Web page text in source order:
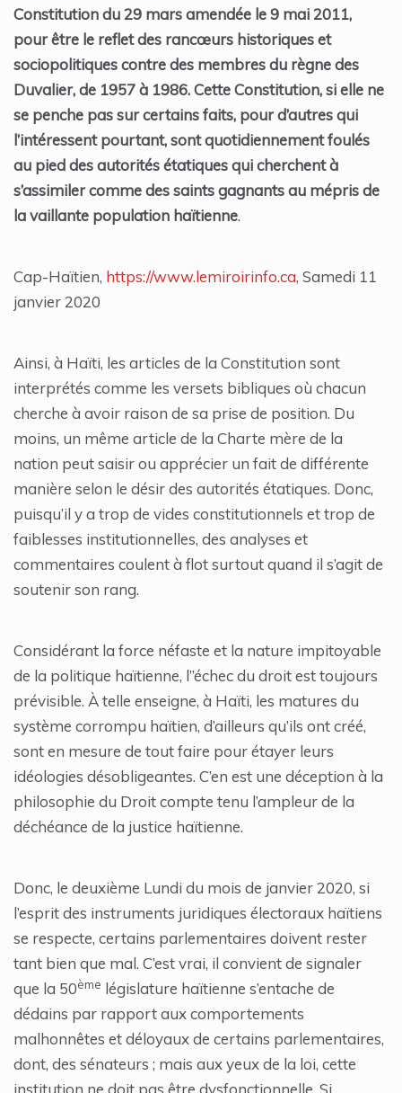
Constitution du 29 mars amendée le 9 mai 2011,
pour être le reflet des rancœurs historiques et
sociopolitiques contre des membres du règne des
Duvalier, de 1957 à 1986. Cette Constitution, si elle ne
se penche pas sur certains faits, pour d’autres qui
l’intéressent pourtant, sont quotidiennement foulés
au pied des autorités étatiques qui cherchent à
s’assimiler comme des saints gagnants au mépris de
la vaillante population haïtienne.
Cap-Haïtien, https://www.lemiroirinfo.ca, Samedi 11
janvier 2020
Ainsi, à Haïti, les articles de la Constitution sont
interprétés comme les versets bibliques où chacun
cherche à avoir raison de sa prise de position. Du
moins, un même article de la Charte mère de la
nation peut saisir ou apprécier un fait de différente
manière selon le désir des autorités étatiques. Donc,
puisqu’il y a trop de vides constitutionnels et trop de
faiblesses institutionnelles, des analyses et
commentaires coulent à flot surtout quand il s’agit de
soutenir son rang.
Considérant la force néfaste et la nature impitoyable
de la politique haïtienne, l’’échec du droit est toujours
prévisible. À telle enseigne, à Haïti, les matures du
système corrompu haïtien, d’ailleurs qu’ils ont créé,
sont en mesure de tout faire pour étayer leurs
idéologies désobligeantes. C’en est une déception à la
philosophie du Droit compte tenu l’ampleur de la
déchéance de la justice haïtienne.
Donc, le deuxième Lundi du mois de janvier 2020, si
l’esprit des instruments juridiques électoraux haïtiens
se respecte, certains parlementaires doivent rester
tant bien que mal. C’est vrai, il convient de signaler
que la 50ème législature haïtienne s’entache de
dédains par rapport aux comportements
malhonnêtes et déloyaux de certains parlementaires,
dont, des sénateurs ; mais aux yeux de la loi, cette
institution ne doit pas être dysfonctionnelle. Si